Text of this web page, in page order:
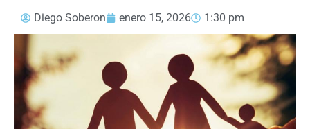
Diego Soberon
enero 15, 2026 1:30 pm